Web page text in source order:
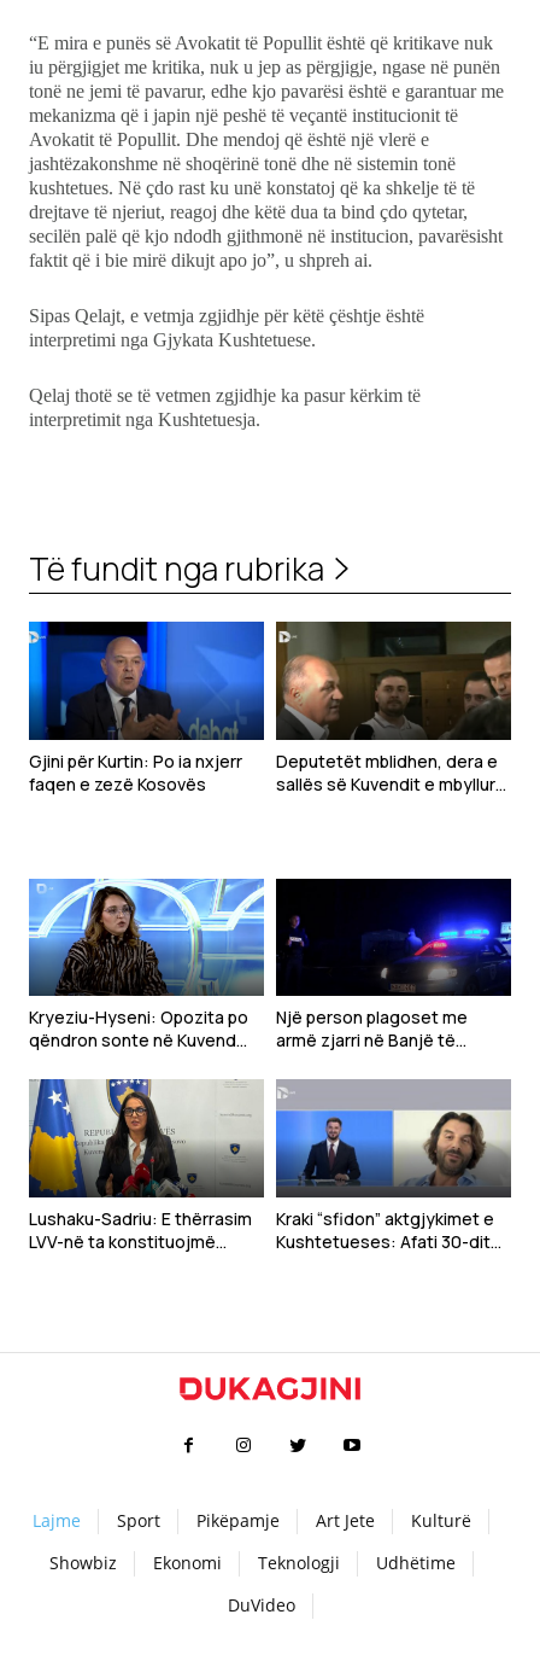
“E mira e punës së Avokatit të Popullit është që kritikave nuk
iu përgjigjet me kritika, nuk u jep as përgjigje, ngase në punën
tonë ne jemi të pavarur, edhe kjo pavarësi është e garantuar me
mekanizma që i japin një peshë të veçantë institucionit të
Avokatit të Popullit. Dhe mendoj që është një vlerë e
jashtëzakonshme në shoqërinë tonë dhe në sistemin tonë
kushtetues. Në çdo rast ku unë konstatoj që ka shkelje të të
drejtave të njeriut, reagoj dhe këtë dua ta bind çdo qytetar,
secilën palë që kjo ndodh gjithmonë në institucion, pavarësisht
faktit që i bie mirë dikujt apo jo”, u shpreh ai.
Sipas Qelajt, e vetmja zgjidhje për këtë çështje është
interpretimi nga Gjykata Kushtetuese.
Qelaj thotë se të vetmen zgjidhje ka pasur kërkim të
interpretimit nga Kushtetuesja.
Të fundit nga rubrika
Gjini për Kurtin: Po ia nxjerr
faqen e zezë Kosovës
Deputetët mblidhen, dera e
sallës së Kuvendit e mbyllur
Kryeziu-Hyseni: Opozita po
qëndron sonte në Kuvend
zhvillim
Një person plagoset me
armë zjarri në Banjë të
Lushaku-Sadriu: E thërrasim
LVV-në ta konstituojmë
Kraki “sfidon” aktgjykimet e
Kushtetueses: Afati 30-ditor
Lajme Sport Pikëpamje Art Jete
Kulturë
Showbiz
Ekonomi Teknologji
Udhëtime
DuVideo